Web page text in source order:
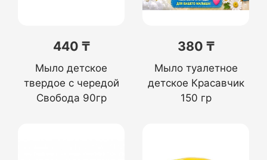
440 ₸
Мыло детское
твердое с чередой
Свобода 90гр
380 ₸
Мыло туалетное
детское Красавчик
150 гр